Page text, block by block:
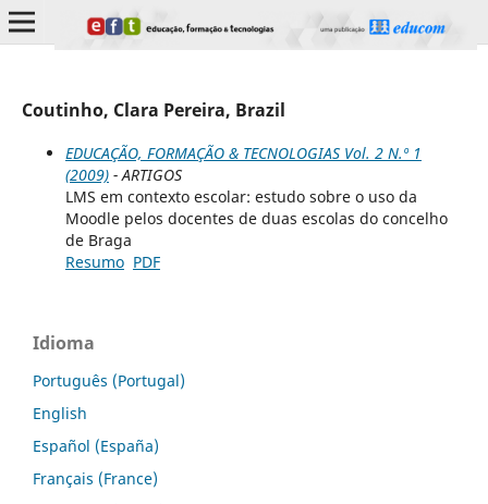
Coutinho, Clara Pereira, Brazil
EDUCAÇÃO, FORMAÇÃO & TECNOLOGIAS Vol. 2 N.º 1
(2009)- ARTIGOS
LMS em contexto escolar: estudo sobre o uso da
Moodle pelos docentes de duas escolas do concelho
de Braga
Resumo PDF
Idioma
Português (Portugal)
English
Español (España)
Français (France)